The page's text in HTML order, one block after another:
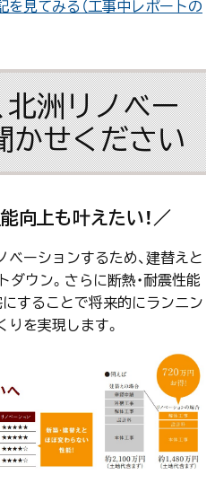
見てみる（工事中レポートの
北洲リノベー
かせください
向上も叶えたい！／
ーションするため、建替えと
ウン。さらに断熱・耐震性能
することで将来的にランニン
を実現します。